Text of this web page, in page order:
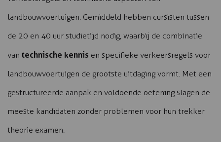
landbouwvoertuigen. Gemiddeld hebben cursisten tussen
de 20 en 40 uur studietijd nodig, waarbij de combinatie
van technische kennis en specifieke verkeersregels voor
landbouwvoertuigen de grootste uitdaging vormt. Met een
gestructureerde aanpak en voldoende oefening slagen de
meeste kandidaten zonder problemen voor hun trekker
theorie examen.